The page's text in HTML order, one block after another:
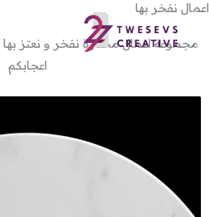
تخطي
المحتوى
اعمال نفخر بها
مجموعة اعمال مختارة نفخر و نعتز بها
اعجابكم